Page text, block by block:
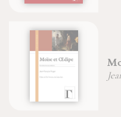
Moïse et
Jean-François